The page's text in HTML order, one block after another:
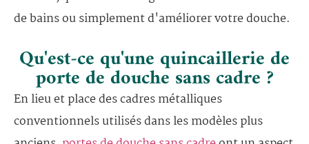
de bains ou simplement d'améliorer votre douche.
Qu'est-ce qu'une quincaillerie de
porte de douche sans cadre ?
En lieu et place des cadres métalliques
conventionnels utilisés dans les modèles plus